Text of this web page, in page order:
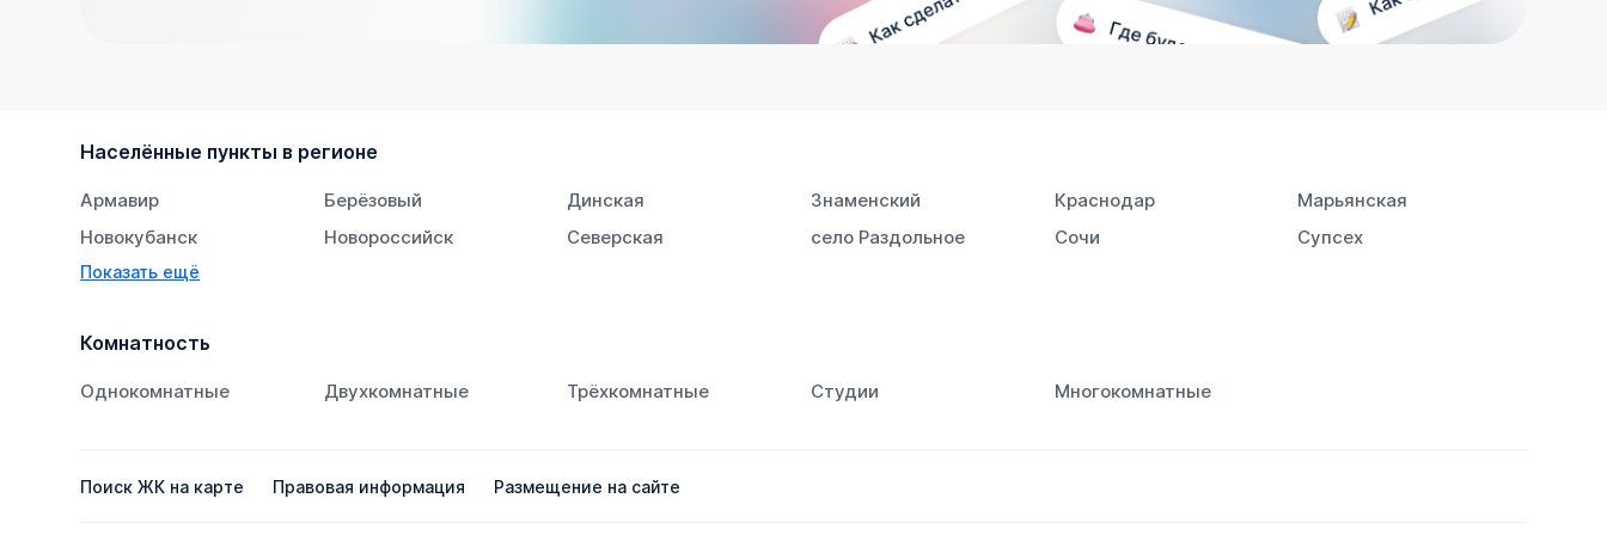
Населённые пункты в регионе
Армавир Берёзовый Динская Знаменский Краснодар
Марьянская
Новокубанск
Новороссийск Северская село Раздольное Сочи
Супсех
Тихорецк
Показать ещё
Комнатность
Однокомнатные Двухкомнатные Трёхкомнатные Студии Многокомнатные
Поиск ЖК на карте Правовая информация Размещение на сайте